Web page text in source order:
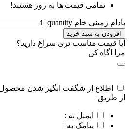
تمامی قیمت ها به روز هستند!
بادام زمینی خام quantity
افزودن به سبد خرید
آیا قیمت مناسب تری سراغ دارید؟
مرا اگاه کن
اطلاع از شگفت انگیز شدن محصول
از طریق:
ایمیل به :
پیامک به :